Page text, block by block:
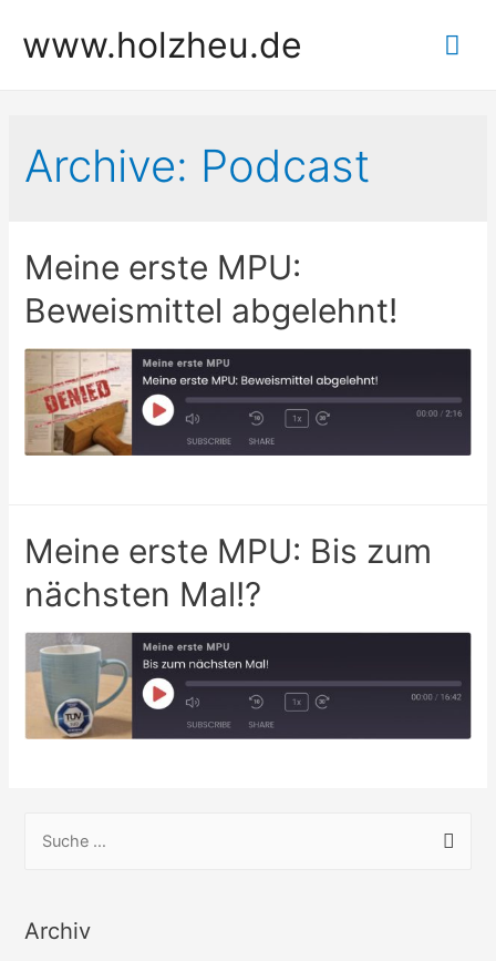
Inhaltwww.holzheu.de
Archive: Podcast
Meine erste MPU:
Beweismittel abgelehnt!
Meine erste MPU: Bis zum
nächsten Mal!?
h
Archiv